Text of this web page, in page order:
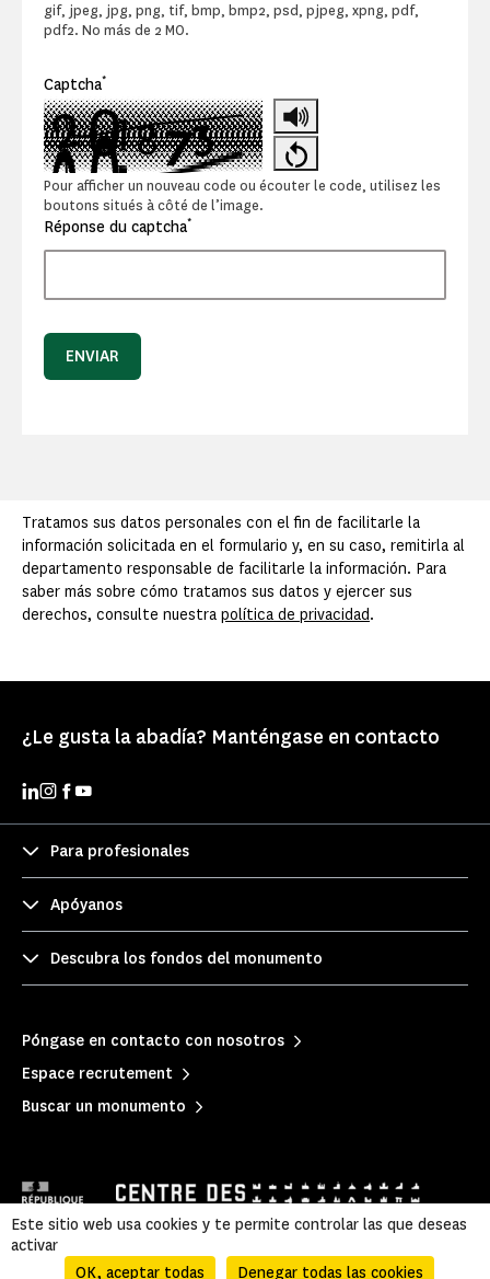
gif, jpeg, jpg, png, tif, bmp, bmp2, psd, pjpeg, xpng, pdf,
pdf2. No más de 2 MO.
Captcha*
Pour afficher un nouveau code ou écouter le code, utilisez les
boutons situés à côté de l’image.
Réponse du captcha*
ENVIAR
Tratamos sus datos personales con el fin de facilitarle la
información solicitada en el formulario y, en su caso, remitirla al
departamento responsable de facilitarle la información. Para
saber más sobre cómo tratamos sus datos y ejercer sus
derechos, consulte nuestra política de privacidad.
¿Le gusta la abadía? Manténgase en contacto
Para profesionales
Apóyanos
Descubra los fondos del monumento
Póngase en contacto con nosotros
Espace recrutement
Buscar un monumento
Este sitio web usa cookies y te permite controlar las que deseas
activar
OK, aceptar todas
Denegar todas las cookies